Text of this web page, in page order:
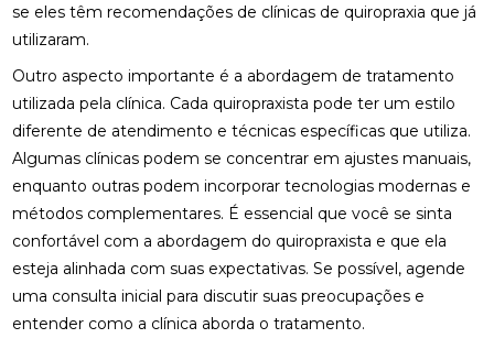
se eles têm recomendações de clínicas de quiropraxia que já
utilizaram.
Outro aspecto importante é a abordagem de tratamento
utilizada pela clínica. Cada quiropraxista pode ter um estilo
diferente de atendimento e técnicas específicas que utiliza.
Algumas clínicas podem se concentrar em ajustes manuais,
enquanto outras podem incorporar tecnologias modernas e
métodos complementares. É essencial que você se sinta
confortável com a abordagem do quiropraxista e que ela
esteja alinhada com suas expectativas. Se possível, agende
uma consulta inicial para discutir suas preocupações e
entender como a clínica aborda o tratamento.
COMO A OSTEOPATIA RJ PODE MELHORAR SUA
COMO A PALMILHA PARA ESPORÃO PODE ALIVIAR
SUAS DORES
COMO A PALMILHA PARA FASCITE PLANTAR PODE
ALIVIAR SUAS DORES
COMO A QUIROPRAXIA PODE AJUDAR NO
TRATAMENTO DA ESCOLIOSE
COMO A QUIROPRAXIA PODE ALIVIAR DORES NO
JOELHO